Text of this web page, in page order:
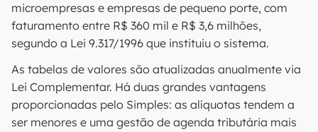
microempresas e empresas de pequeno porte, com
faturamento entre R$ 360 mil e R$ 3,6 milhões,
segundo a Lei 9.317/1996 que instituiu o sistema.
As tabelas de valores são atualizadas anualmente via
Lei Complementar. Há duas grandes vantagens
proporcionadas pelo Simples: as alíquotas tendem a
ser menores e uma gestão de agenda tributária mais